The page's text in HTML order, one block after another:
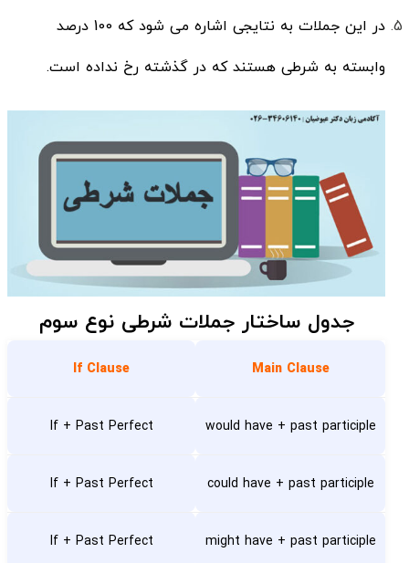
در این جملات به نتایجی اشاره می شود که 100 درصد
وابسته به شرطی هستند که در گذشته رخ نداده است.
جدول ساختار جملات شرطی نوع سوم
Main Clause
If Clause
would have + past participle
If + Past Perfect
could have + past participle
If + Past Perfect
might have + past participle
If + Past Perfect